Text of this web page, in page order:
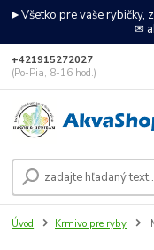
►Všetko pre vaše rybičky,
✉
+421915272027
(Po-Pia, 8-16 hod.)
Úvod Krmivo pre ryby